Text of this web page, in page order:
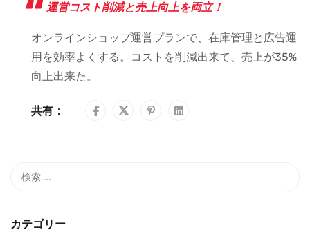
運営コスト削減と売上向上を両立！
オンラインショップ運営プランで、在庫管理と広告運
用を効率よくする。コストを削減出来て、売上が35%
向上出来た。
共有：
カテゴリー